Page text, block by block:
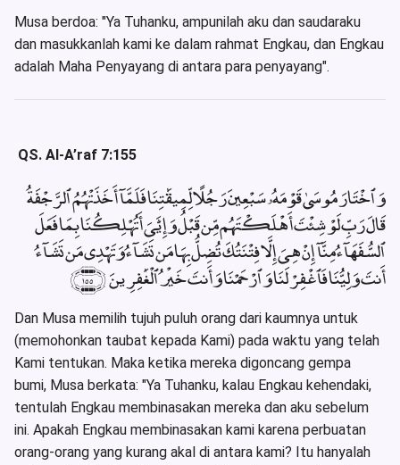
Musa berdoa: "Ya Tuhanku, ampunilah aku dan saudaraku
dan masukkanlah kami ke dalam rahmat Engkau, dan Engkau
adalah Maha Penyayang di antara para penyayang".
QS. Al-A’raf 7:155
وَٱخْتَارَ مُوسَىٰ قَوْمَهُۥ سَبْعِينَ رَجُلًا لِّمِيقَٰتِنَا فَلَمَّآ أَخَذَتْهُمُ ٱلرَّجْفَةُ
قَالَ رَبِّ لَوْ شِئْتَ أَهْلَكْتَهُم مِّن قَبْلُ وَإِيَّٰىَ أَتُهْلِكُنَا بِمَا فَعَلَ
ٱلسُّفَهَآءُ مِنَّآ إِنْ هِىَ إِلَّا فِتْنَتُكَ تُضِلُّ بِهَا مَن تَشَآءُ وَتَهْدِى مَن تَشَآءُ
أَنتَ وَلِيُّنَا فَٱغْفِرْ لَنَا وَٱرْحَمْنَا وَأَنتَ خَيْرُ ٱلْغَٰفِرِينَ ﴿١٥٥﴾
Dan Musa memilih tujuh puluh orang dari kaumnya untuk
(memohonkan taubat kepada Kami) pada waktu yang telah
Kami tentukan. Maka ketika mereka digoncang gempa
bumi, Musa berkata: "Ya Tuhanku, kalau Engkau kehendaki,
tentulah Engkau membinasakan mereka dan aku sebelum
ini. Apakah Engkau membinasakan kami karena perbuatan
orang-orang yang kurang akal di antara kami? Itu hanyalah